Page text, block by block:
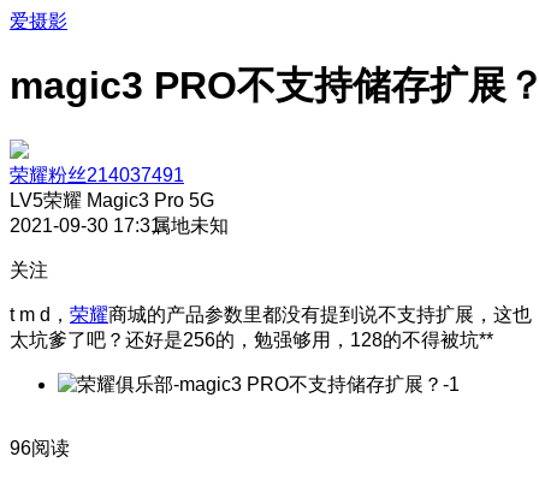
爱摄影
magic3 PRO不支持储存扩展
荣耀粉丝214037491
LV5荣耀 Magic3 Pro 5G
2021-09-30 17:31属地未知
关注
t m d， 荣耀商城的产品参数里都没有提到说不支持扩展，这也
太坑爹了吧？还好是256的，勉强够用，128的不得被坑**
96阅读